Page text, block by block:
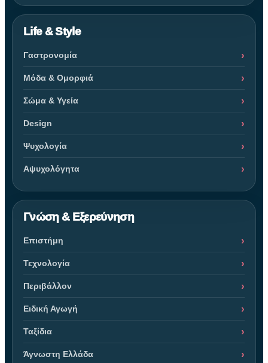
Life & Style
Γαστρονομία
Μόδα & Ομορφιά
Σώμα & Υγεία
Design
Ψυχολογία
Αψυχολόγητα
Γνώση & Εξερεύνηση
Επιστήμη
Τεχνολογία
Περιβάλλον
Ειδική Αγωγή
Ταξίδια
Άγνωστη Ελλάδα